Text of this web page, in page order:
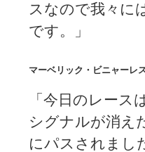
スなので我々に
です。」
マーベリック・ビニャー
「今日のレー
シグナルが消え
にパスされまし